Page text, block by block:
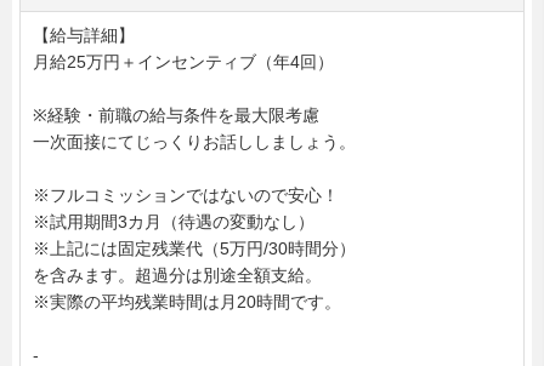
【給与詳細】
月給25万円＋インセンティブ（年4回）
※経験・前職の給与条件を最大限考慮
一次面接にてじっくりお話ししましょう。
※フルコミッションではないので安心！
※試用期間3カ月（待遇の変動なし）
※上記には固定残業代（5万円/30時間分）
を含みます。超過分は別途全額支給。
※実際の平均残業時間は月20時間です。
-